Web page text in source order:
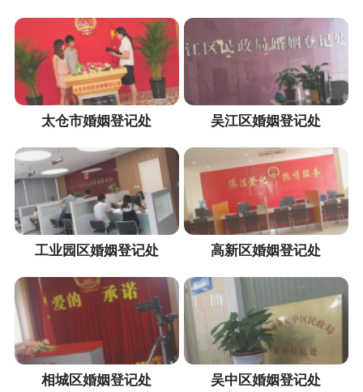
太仓市婚姻登记处 吴江区婚姻登记处
工业园区婚姻登记处 高新区婚姻登记处
相城区婚姻登记处 吴中区婚姻登记处